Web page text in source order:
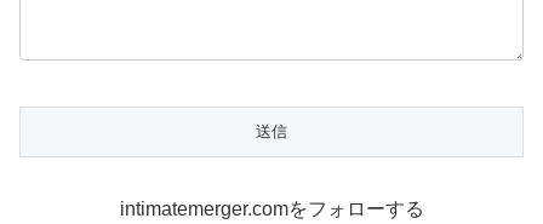
intimatemerger.comをフォローする